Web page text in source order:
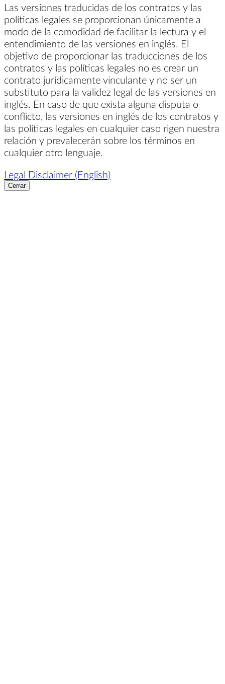
Las versiones traducidas de los contratos y las
políticas legales se proporcionan únicamente a
modo de la comodidad de facilitar la lectura y el
entendimiento de las versiones en inglés. El
objetivo de proporcionar las traducciones de los
contratos y las políticas legales no es crear un
contrato jurídicamente vinculante y no ser un
substituto para la validez legal de las versiones en
inglés. En caso de que exista alguna disputa o
conflicto, las versiones en inglés de los contratos y
las políticas legales en cualquier caso rigen nuestra
relación y prevalecerán sobre los términos en
cualquier otro lenguaje.
Legal Disclaimer (English)
Cerrar